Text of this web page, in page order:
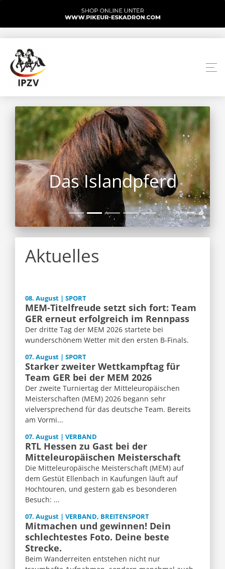
Das Islandpferd
Aktuelles
08. August | SPORT
MEM-Titelfreude setzt sich fort: Team
GER erneut erfolgreich im Rennpass
Der dritte Tag der MEM 2026 startete bei
wunderschönem Wetter mit den ersten B-Finals.
07. August | SPORT
Starker zweiter Wettkampftag für
Team GER bei der MEM 2026
Der zweite Turniertag der Mitteleuropäischen
Meisterschaften (MEM) 2026 begann sehr
vielversprechend für das deutsche Team. Bereits
am Vormi...
07. August | VERBAND
RTL Hessen zu Gast bei der
Mitteleuropäischen Meisterschaft
Die Mitteleuropäische Meisterschaft (MEM) auf
dem Gestüt Ellenbach in Kaufungen läuft auf
Hochtouren, und gestern gab es besonderen
Besuch: ...
07. August | VERBAND, BREITENSPORT
Mitmachen und gewinnen! Dein
schlechtestes Foto. Deine beste
Strecke.
Beim Wanderreiten entstehen nicht nur